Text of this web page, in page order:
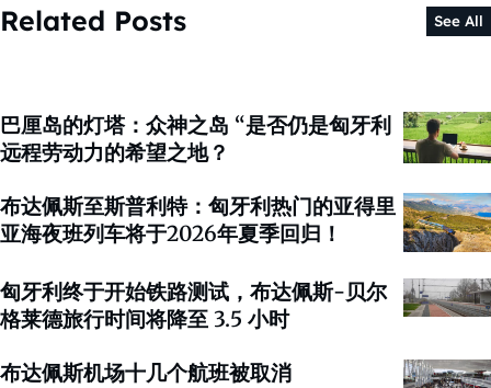
Related Posts See All
巴厘岛的灯塔：众神之岛 “是否仍是匈牙利
远程劳动力的希望之地？
布达佩斯至斯普利特：匈牙利热门的亚得里
亚海夜班列车将于2026年夏季回归！
匈牙利终于开始铁路测试，布达佩斯-贝尔
格莱德旅行时间将降至 3.5 小时
布达佩斯机场十几个航班被取消